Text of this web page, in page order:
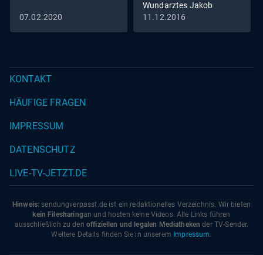
07.02.2020
Wundarztes Jakob
Althaus im Jahr 1454
11.12.2016
KONTAKT
HÄUFIGE FRAGEN
IMPRESSUM
DATENSCHUTZ
LIVE-TV-JETZT.DE
Hinweis: sendungverpasst.de ist ein redaktionelles Verzeichnis. Wir bieten
kein Filesharingan und hosten keine Videos. Alle Links führen
ausschließlich zu den offiziellen und legalen Mediatheken der TV-Sender.
Weitere Details finden Sie in unserem Impressum.